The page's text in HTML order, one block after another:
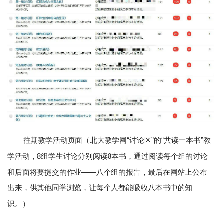
往期教学活动页面（北大教学网“讨论区”的“共读一本书”教
学活动，8组学生讨论分别阅读8本书，通过阅读每个组的讨论
和后面将要提交的作业——八个组的报告，最后在网站上公布
出来，供其他同学浏览，让每个人都能吸收八本书中的知
识。）